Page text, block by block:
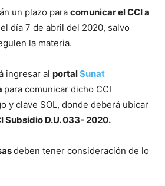
un plazo para comunicar el CCI a
día 7 de abril del 2020, salvo
la materia.
ingresar al portalSunat
para comunicar dicho CCI
y clave SOL, donde deberá ubicar
Subsidio D.U. 033- 2020.
deben tener consideración de lo